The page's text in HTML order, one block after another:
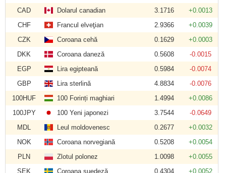
CAD
Dolarul canadian 3.1716
+0.0013
CHF
Francul elveţian 2.9366
+0.0039
CZK
Coroana cehă 0.1629
+0.0003
DKK
Coroana daneză 0.5608
-0.0015
EGP
Lira egipteană 0.5984
-0.0074
GBP
Lira sterlină 4.8834
-0.0076
100HUF
100 Forinți maghiari 1.4994
+0.0086
100JPY
100 Yeni japonezi 3.7544
-0.0649
MDL
Leul moldovenesc 0.2677
+0.0032
NOK
Coroana norvegiană 0.5208
+0.0054
PLN
Zlotul polonez 1.0098
+0.0055
SEK
Coroana suedeză 0.4304
+0.0052